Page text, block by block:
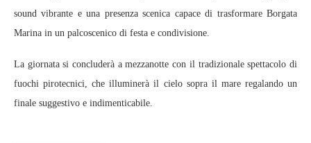
sound vibrante e una presenza scenica capace di trasformare Borgata
Marina in un palcoscenico di festa e condivisione.
La giornata si concluderà a mezzanotte con il tradizionale spettacolo di
fuochi pirotecnici, che illuminerà il cielo sopra il mare regalando un
finale suggestivo e indimenticabile.